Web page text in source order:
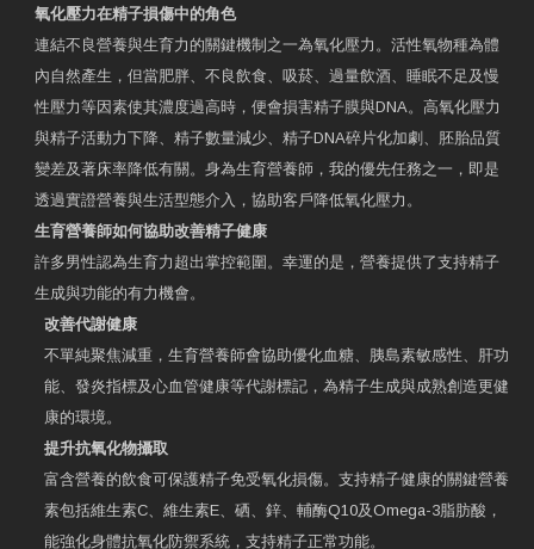
氧化壓力在精子損傷中的角色
連結不良營養與生育力的關鍵機制之一為氧化壓力。活性氧物種為體
內自然產生，但當肥胖、不良飲食、吸菸、過量飲酒、睡眠不足及慢
性壓力等因素使其濃度過高時，便會損害精子膜與DNA。高氧化壓力
與精子活動力下降、精子數量減少、精子DNA碎片化加劇、胚胎品質
變差及著床率降低有關。身為生育營養師，我的優先任務之一，即是
透過實證營養與生活型態介入，協助客戶降低氧化壓力。
生育營養師如何協助改善精子健康
許多男性認為生育力超出掌控範圍。幸運的是，營養提供了支持精子
生成與功能的有力機會。
改善代謝健康
不單純聚焦減重，生育營養師會協助優化血糖、胰島素敏感性、肝功
能、發炎指標及心血管健康等代謝標記，為精子生成與成熟創造更健
康的環境。
提升抗氧化物攝取
富含營養的飲食可保護精子免受氧化損傷。支持精子健康的關鍵營養
素包括維生素C、維生素E、硒、鋅、輔酶Q10及Omega-3脂肪酸，
能強化身體抗氧化防禦系統，支持精子正常功能。